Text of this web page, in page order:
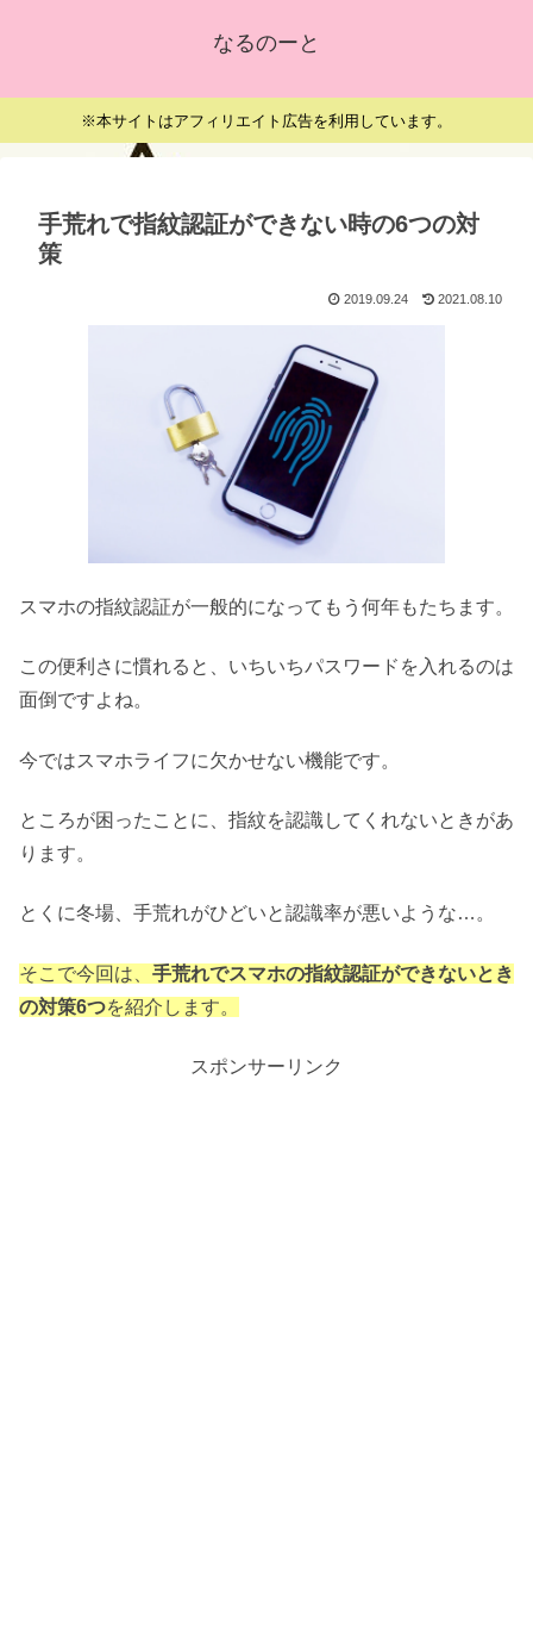
なるのーと
※本サイトはアフィリエイト広告を利用しています。
手荒れで指紋認証ができない時の6つの対
策
2019.09.24 2021.08.10
スマホの指紋認証が一般的になってもう何年もたちます。
この便利さに慣れると、いちいちパスワードを入れるのは
面倒ですよね。
今ではスマホライフに欠かせない機能です。
ところが困ったことに、指紋を認識してくれないときがあ
ります。
とくに冬場、手荒れがひどいと認識率が悪いような…。
そこで今回は、 手荒れでスマホの指紋認証ができないとき
の対策6つを紹介します。
スポンサーリンク